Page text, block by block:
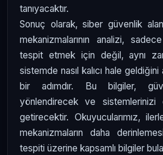
tanıyacaktır.
Sonuç olarak, siber güvenlik
mekanizmalarının analizi,
tespit etmek için değil, aynı
sistemde nasıl kalıcı hale
bir adımdır. Bu bilgiler,
yönlendirecek ve sistemlerinizi
getirecektir. Okuyucularımız,
mekanizmaların daha
tespiti üzerine kapsamlı bilgiler